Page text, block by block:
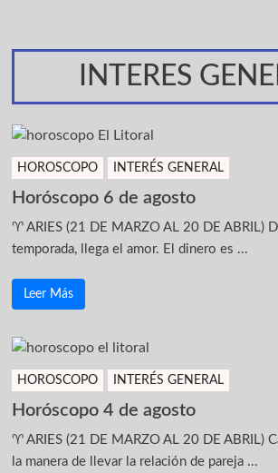
INTERES
HOROSCOPO INTERÉS GENERAL
Horóscopo 6 de agosto
♈ ARIES (21 DE MARZO AL 20 DE ABRIL)
temporada, llega el amor. El dinero es ...
Leer Más
HOROSCOPO INTERÉS GENERAL
Horóscopo 4 de agosto
♈ ARIES (21 DE MARZO AL 20 DE ABRIL)
la manera de llevar la relación de pareja ...